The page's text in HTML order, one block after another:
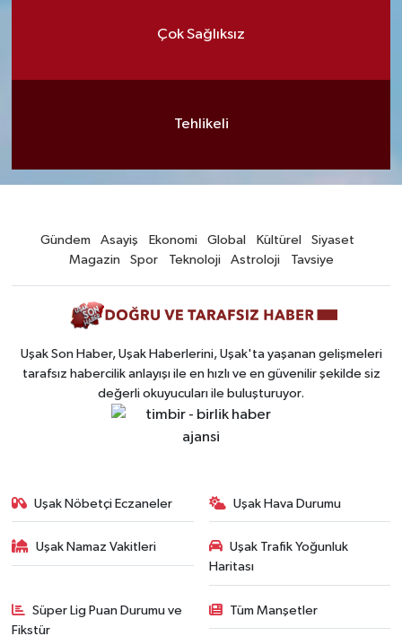
Çok Sağlıksız
Tehlikeli
Gündem Asayiş Ekonomi Global Kültürel
Siyaset
Magazin
Spor Teknoloji Astroloji Tavsiye
Uşak Son Haber, Uşak Haberlerini, Uşak'ta yaşanan gelişmeleri
tarafsız habercilik anlayışı ile en hızlı ve en güvenilir şekilde siz
değerli okuyucuları ile buluşturuyor.
Uşak Nöbetçi Eczaneler Uşak Hava Durumu
Uşak Namaz Vakitleri
Uşak Trafik Yoğunluk
Haritası
Süper Lig Puan Durumu ve
Fikstür
Tüm Manşetler